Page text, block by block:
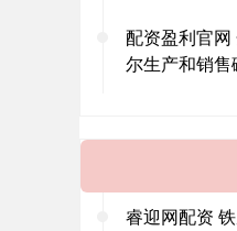
配资盈利官
尔生产和销
睿迎网配资